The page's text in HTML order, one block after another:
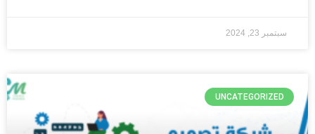
سبتمبر 23, 2024
UNCATEGORIZED